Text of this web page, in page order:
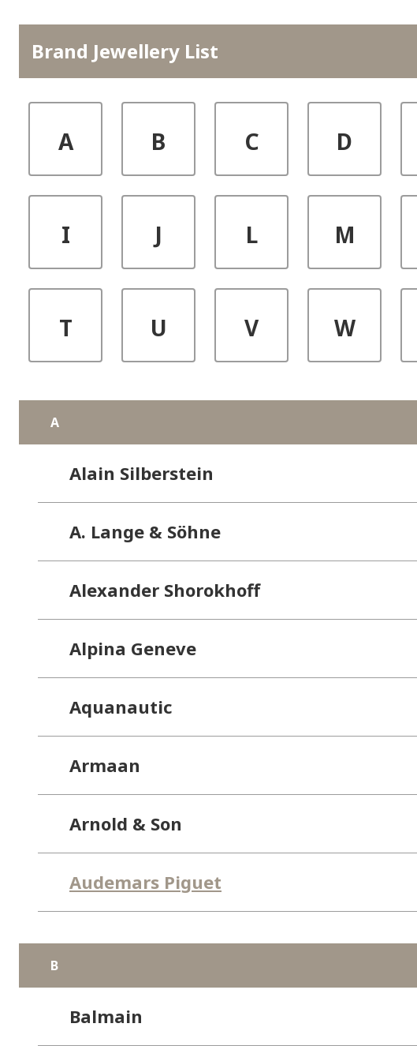
Brand Jewellery List
A B C D
I J L M
T U V W
A
Alain Silberstein
A. Lange & Söhne
Alexander Shorokhoff
Alpina Geneve
Aquanautic
Armaan
Arnold & Son
Audemars Piguet
B
Balmain